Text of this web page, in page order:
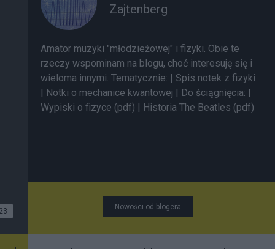
23
Zajtenberg
Amator muzyki "młodzieżowej" i fizyki. Obie te
rzeczy wspominam na blogu, choć interesuję się i
wieloma innymi. Tematycznie: | Spis notek z fizyki
| Notki o mechanice kwantowej | Do ściągnięcia: |
Wypiski o fizyce (pdf) | Historia The Beatles (pdf)
Nowości od blogera